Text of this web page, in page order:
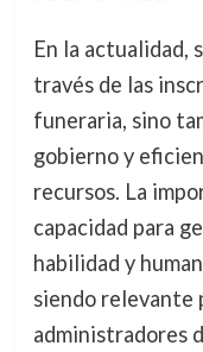
En la actualidad,
través de las
funeraria, sino
gobierno y
recursos. La
capacidad para
habilidad y
siendo relevante
administradores